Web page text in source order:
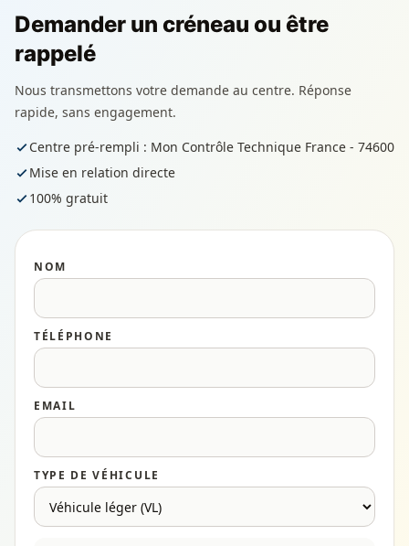
Demander un créneau ou être
rappelé
Nous transmettons votre demande au centre. Réponse
rapide, sans engagement.
Centre pré-rempli : Mon Contrôle Technique France - 74600
Mise en relation directe
100% gratuit
NOM
TÉLÉPHONE
EMAIL
TYPE DE VÉHICULE